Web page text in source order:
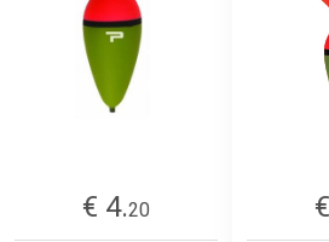
€ 4.20